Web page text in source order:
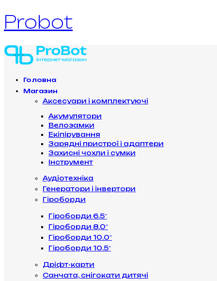
Probot
Головна
Магазин
Аксесуари і комплектуючі
Акумулятори
Велозамки
Екіпірування
Зарядні пристрої і адаптери
Захисні чохли і сумки
Інструмент
Аудіотехніка
Генератори і інвертори
Гіроборди
Гіроборди 6.5″
Гіроборди 8.0″
Гіроборди 10.0″
Гіроборди 10.5″
Дріфт-карти
Санчата, снігокати дитячі